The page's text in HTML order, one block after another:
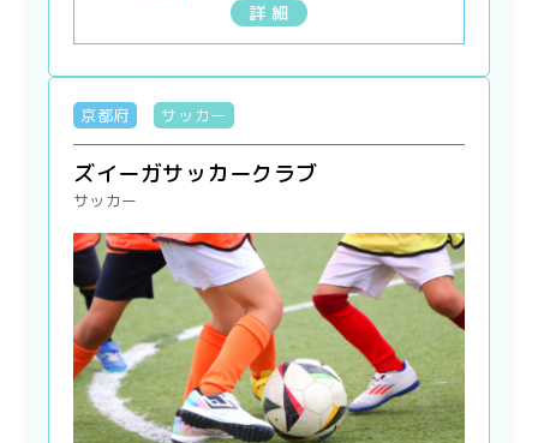
詳 細
京都府 サッカー
ズイーガサッカークラブ
サッカー